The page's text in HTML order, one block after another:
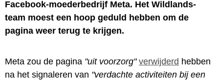
Facebook-moederbedrijf Meta. Het Wildlands-
team moest een hoop geduld hebben om de
pagina weer terug te krijgen.
Meta zou de pagina "uit voorzorg" verwijderd hebben
na het signaleren van "verdachte activiteiten bij een